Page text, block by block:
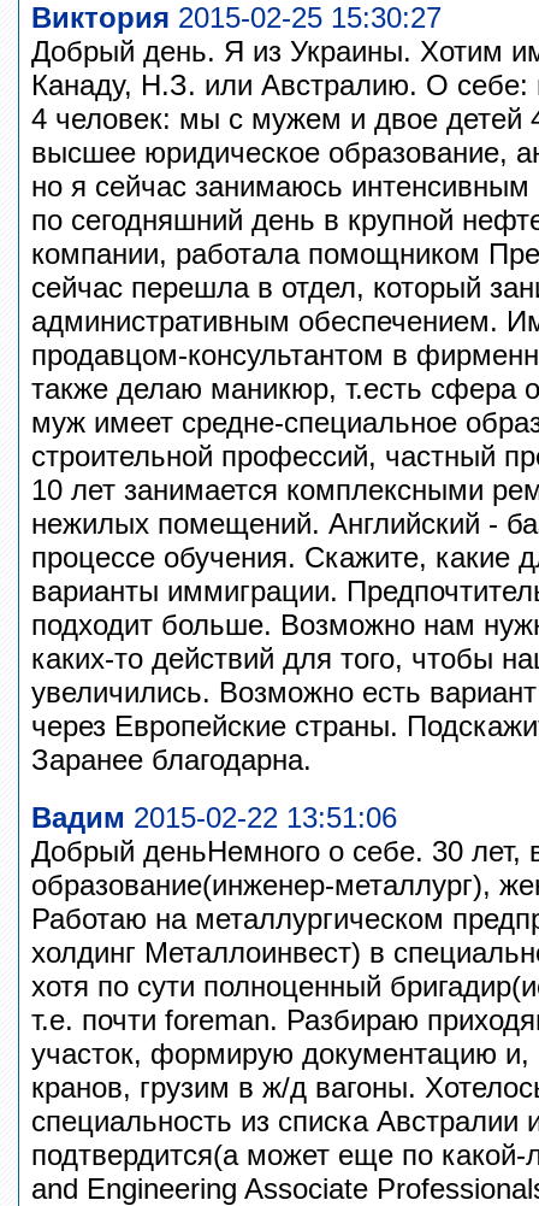
Виктория 2015-02-25 15:30:27
Добрый день. Я из Украины. Хотим
Канаду, Н.З. или Австралию. О себе:
4 человек: мы с мужем и двое детей
высшее юридическое образование,
но я сейчас занимаюсь
по сегодняшний день в крупной
компании, работала помощником
сейчас перешла в отдел, который
административным обеспечением.
продавцом-консультантом в
также делаю маникюр, т.есть сфера
муж имеет средне-специальное
строительной профессий, частный
10 лет занимается комплексными
нежилых помещений. Английский -
процессе обучения. Скажите, какие
варианты иммиграции.
подходит больше. Возможно нам
каких-то действий для того, чтобы
увеличились. Возможно есть
через Европейские страны.
Заранее благодарна.
Вадим 2015-02-22 13:51:06
Добрый деньНемного о себе. 30 лет,
образование(инженер-металлург),
Работаю на металлургическом
холдинг Металлоинвест) в
хотя по сути полноценный
т.е. почти foreman. Разбираю
участок, формирую документацию
кранов, грузим в ж/д вагоны.
специальность из списка
подтвердится(а может еще по
and Engineering Associate